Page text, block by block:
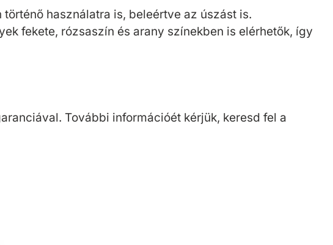
használatra is, beleértve az úszást is.
fekete, rózsaszín és arany színekben is elérhetők, így
További információét kérjük, keresd fel a